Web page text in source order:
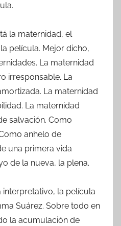
la maternidad, el
película. Mejor dicho,
La maternidad
irresponsable. La
La maternidad
La maternidad
salvación. Como
anhelo de
una primera vida
de la nueva, la plena.
interpretativo, la película
Suárez. Sobre todo en
la acumulación de